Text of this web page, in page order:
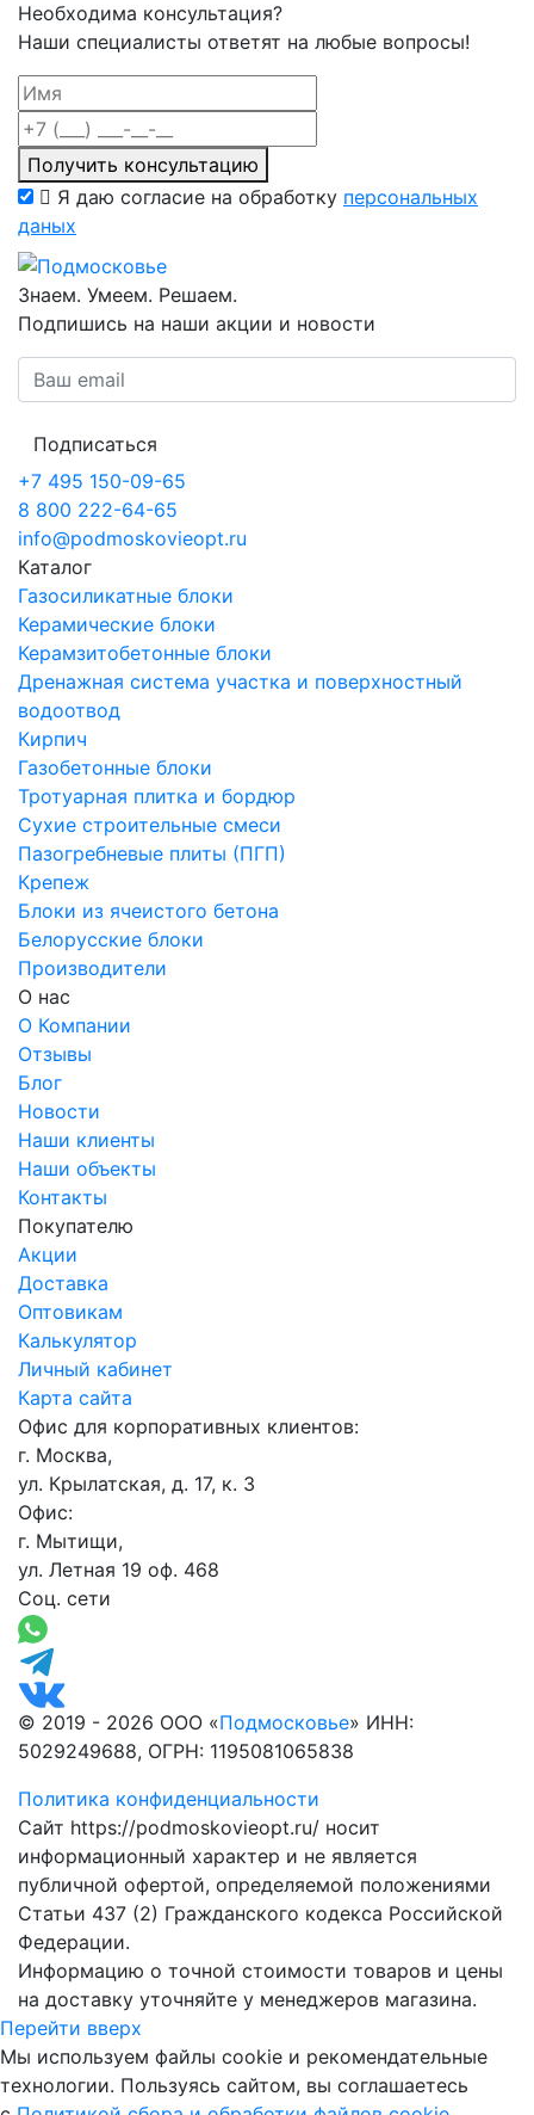
Необходима консультация?
Наши специалисты ответят на любые вопросы!
Получить консультацию
Я даю согласие на обработку персональных
даных
Знаем. Умеем. Решаем.
Подпишись на наши акции и новости
Подписаться
+7 495 150-09-65
8 800 222-64-65
info@podmoskovieopt.ru
Каталог
Газосиликатные блоки
Керамические блоки
Керамзитобетонные блоки
Дренажная система участка и поверхностный
водоотвод
Кирпич
Газобетонные блоки
Тротуарная плитка и бордюр
Сухие строительные смеси
Пазогребневые плиты (ПГП)
Крепеж
Блоки из ячеистого бетона
Белорусские блоки
Производители
О нас
О Компании
Отзывы
Блог
Новости
Наши клиенты
Наши объекты
Контакты
Покупателю
Акции
Доставка
Оптовикам
Калькулятор
Личный кабинет
Карта сайта
Офис для корпоративных клиентов:
г. Москва,
ул. Крылатская, д. 17, к. 3
Офис:
г. Мытищи,
ул. Летная 19 оф. 468
Соц. сети
© 2019 - 2026 ООО «Подмосковье» ИНН:
5029249688, ОГРН: 1195081065838
Политика конфиденциальности
Сайт https://podmoskovieopt.ru/ носит
информационный характер и не является
публичной офертой, определяемой положениями
Статьи 437 (2) Гражданского кодекса Российской
Федерации.
Информацию о точной стоимости товаров и цены
на доставку уточняйте у менеджеров магазина.
Перейти вверх
Мы используем файлы cookie и рекомендательные
технологии. Пользуясь сайтом, вы соглашаетесь